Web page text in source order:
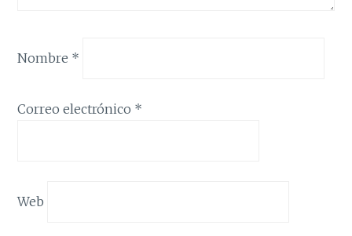
Nombre *
Correo electrónico *
Web